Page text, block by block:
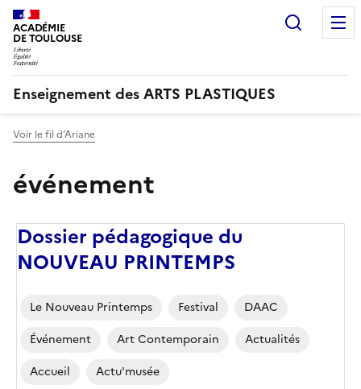
ACADÉMIE
DE TOULOUSE
Enseignement des ARTS PLASTIQUES
Voir le fil d’Ariane
événement
Dossier pédagogique du
NOUVEAU PRINTEMPS
Corps
Le Nouveau Printemps Festival
DAAC
Événement
Art Contemporain
Actualités
Accueil
Actu'musée